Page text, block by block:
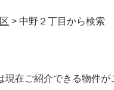
> 中野２丁目から検索
在ご紹介できる物件が